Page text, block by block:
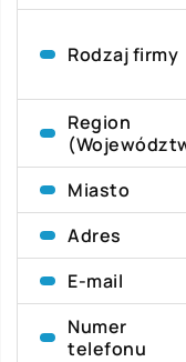
Rodzaj firmy
Region
Miasto
Adres
E-mail
Numer
telefonu